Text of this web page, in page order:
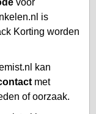
voor
is
Korting worden
kan
met
of oorzaak.